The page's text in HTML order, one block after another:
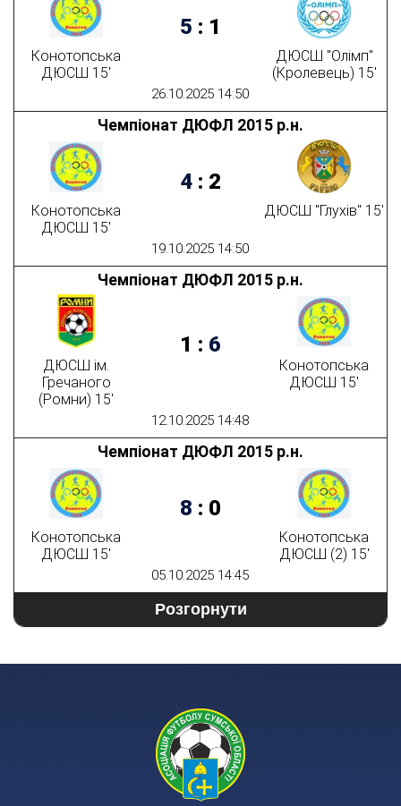
26.10.2025 14:50
Конотопська
ДЮСШ 15'
5 : 1
ДЮСШ "Олімп"
(Кролевець) 15'
19.10.2025 14:50
Чемпіонат ДЮФЛ 2015 р.н.
Конотопська
ДЮСШ 15'
4: 2
ДЮСШ "Глухів" 15'
12.10.2025 14:48
Чемпіонат ДЮФЛ 2015 р.н.
ДЮСШ ім.
Гречаного
(Ромни) 15'
1 : 6
Конотопська
ДЮСШ 15'
05.10.2025 14:45
Чемпіонат ДЮФЛ 2015 р.н.
Конотопська
ДЮСШ 15'
8 : 0
Конотопська
ДЮСШ (2) 15'
Розгорнути